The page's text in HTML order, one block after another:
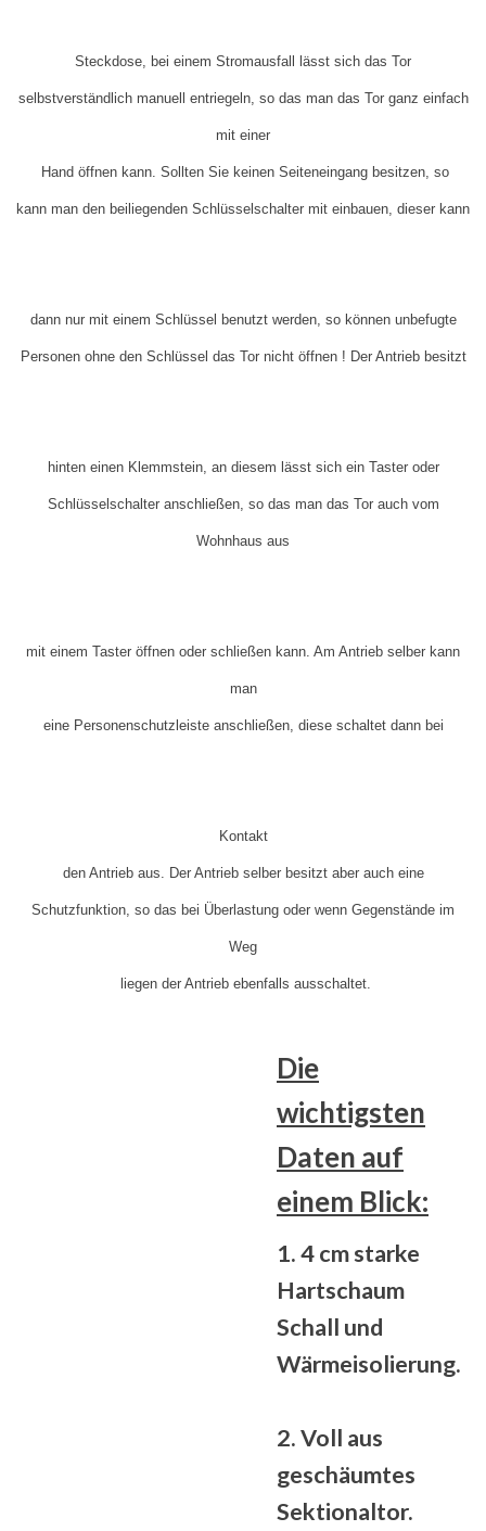
Steckdose, bei einem Stromausfall lässt sich das Tor
selbstverständlich manuell entriegeln, so das man das Tor ganz einfach
mit einer
Hand öffnen kann. Sollten Sie keinen Seiteneingang besitzen, so
kann man den beiliegenden Schlüsselschalter mit einbauen, dieser kann
dann nur mit einem Schlüssel benutzt werden, so können unbefugte
Personen ohne den Schlüssel das Tor nicht öffnen ! Der Antrieb besitzt
hinten einen Klemmstein, an diesem lässt sich ein Taster oder
Schlüsselschalter anschließen, so das man das Tor auch vom
Wohnhaus aus
mit einem Taster öffnen oder schließen kann. Am Antrieb selber kann
man
eine Personenschutzleiste anschließen, diese schaltet dann bei
Kontakt
den Antrieb aus. Der Antrieb selber besitzt aber auch eine
Schutzfunktion, so das bei Überlastung oder wenn Gegenstände im
Weg
liegen der Antrieb ebenfalls ausschaltet.
Die
wichtigsten
Daten auf
einem Blick:
1. 4 cm starke
Hartschaum
Schall und
Wärmeisolierung.
2. Voll aus
geschäumtes
Sektionaltor.